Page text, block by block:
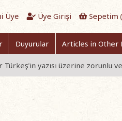
Üye Üye Girişi Sepetim (
Duyurular Articles in Other
Türkeş'in yazısı üzerine zorunlu